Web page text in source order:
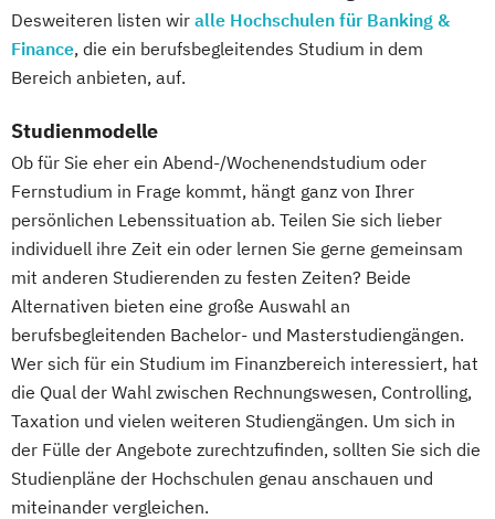
Planung logistischer Netzwerke
Politikwissenschaft & Management
Process Management Consulting
Projekte erfolgreich führen
Psychologie für Personalmanager/innen
Psychologie mit Schwerpunkt Arbeits-
Organisations- und Wirtschaftspsychologie
Psychologie mit Schwerpunkt
Gesundheitspsychologie
Psychologie mit Schwerpunkt Klinische
Psychologie & Psychologische Beratung
Psychologie mit Schwerpunkt
Psychologische Diagnostik und Evaluation
Psychologie mit Schwerpunkt
Pädagogische Psychologie
Desweiteren listen wir alle Hochschulen für Banking &
Finance, die ein berufsbegleitendes Studium in dem
Bereich anbieten, auf.
Studienmodelle
Ob für Sie eher ein Abend-/Wochenendstudium oder
Fernstudium in Frage kommt, hängt ganz von Ihrer
persönlichen Lebenssituation ab. Teilen Sie sich lieber
individuell ihre Zeit ein oder lernen Sie gerne gemeinsam
mit anderen Studierenden zu festen Zeiten? Beide
Alternativen bieten eine große Auswahl an
berufsbegleitenden Bachelor- und Masterstudiengängen.
Wer sich für ein Studium im Finanzbereich interessiert, hat
die Qual der Wahl zwischen Rechnungswesen, Controlling,
Taxation und vielen weiteren Studiengängen. Um sich in
der Fülle der Angebote zurechtzufinden, sollten Sie sich die
Studienpläne der Hochschulen genau anschauen und
miteinander vergleichen.